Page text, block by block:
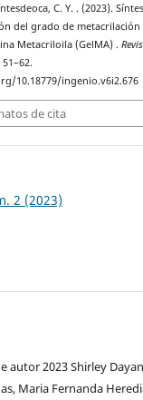
C. Y. . (2023).
del grado de metacrilación
Metacriloila (GelMA) .
10.18779/ingenio.v6i2.676
de cita
2 (2023)
autor 2023 Shirley
Maria Fernanda